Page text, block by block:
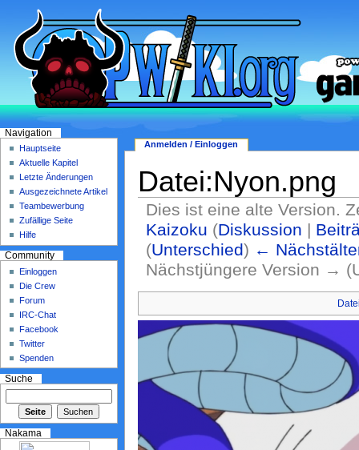
Datei:Nyon.png
Dies ist eine alte Version.
Kaizoku (Diskussion |
(Unterschied) ←
Nächstjüngere Version →
Anmelden / Einloggen
Navigation
Hauptseite
Aktuelle Kapitel
Letzte Änderungen
Ausgezeichnete Artikel
Teambewerbung
Zufällige Seite
Hilfe
Community
Einloggen
Die Crew
Forum
IRC-Chat
Facebook
Twitter
Spenden
Suche
Nakama